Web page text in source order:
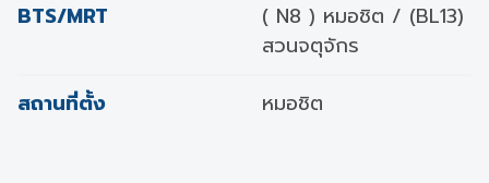
BTS/MRT
( N8 ) หมอชิต / (BL13)
สวนจตุจักร
สถานที่ตั้ง
หมอชิต